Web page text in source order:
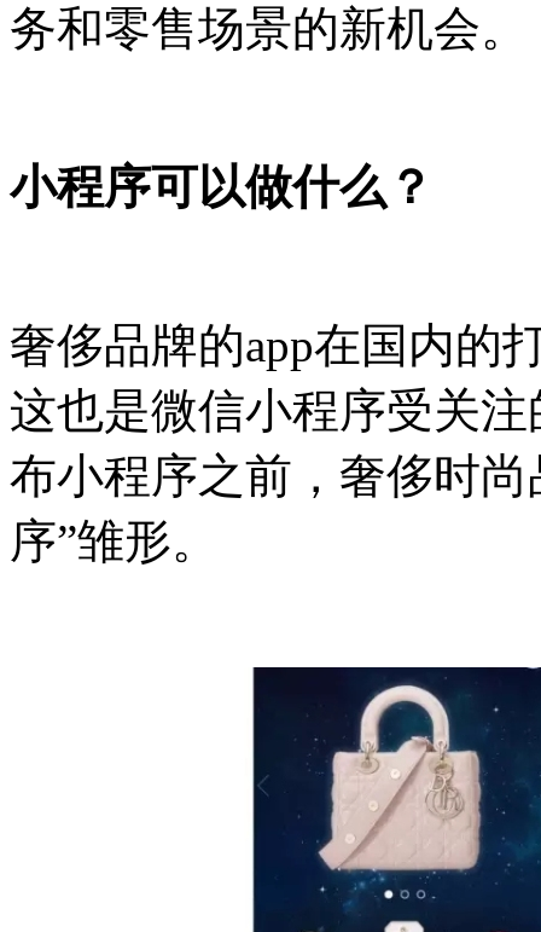
务和零售场景的新机会。
小程序可以做什么？
奢侈品牌的app在国内的
这也是微信小程序受关
布小程序之前，奢侈时
序”雏形。